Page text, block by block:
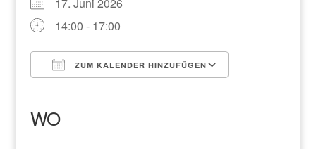
14:00 - 17:00
ZUM KALENDER HINZUFÜGEN
WO